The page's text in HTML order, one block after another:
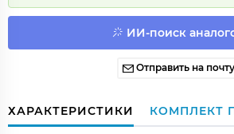
ИИ-поиск
Отправить на почту
ХАРАКТЕРИСТИКИ КОМПЛЕКТ